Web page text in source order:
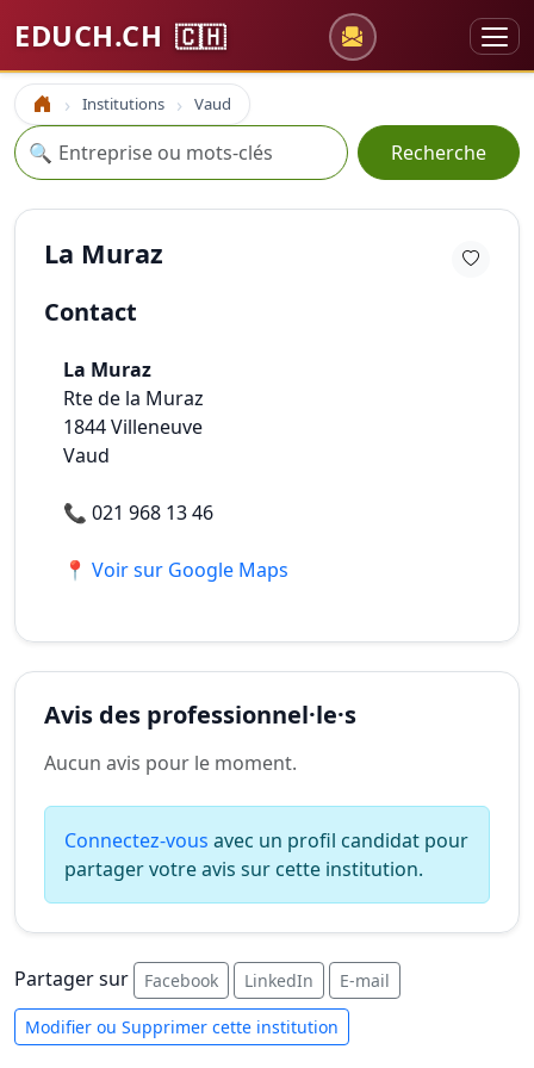
EDUCH.CH 🇨🇭
Accueil Institutions Vaud
Recherche
🔍 Recherche
La Muraz
Contact
La Muraz
Rte de la Muraz
1844Villeneuve
Vaud
📞 021 968 13 46
📍 Voir sur Google Maps
Avis des professionnel·le·s
Aucun avis pour le moment.
Connectez-vous avec un profil candidat pour
partager votre avis sur cette institution.
Partager sur Facebook LinkedIn E-mail
Modifier ou Supprimer cette institution